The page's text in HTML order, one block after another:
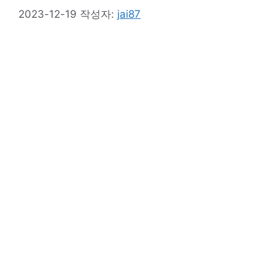
2023-12-19 작성자: jai87